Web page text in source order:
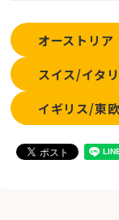
オーストリア
スイス/イタ
イギリス/東